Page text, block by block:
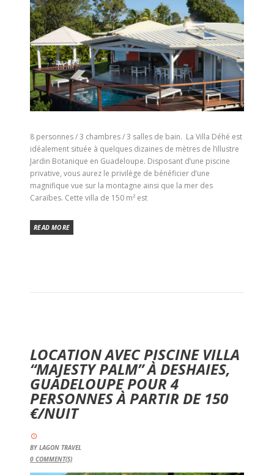
8 personnes / 3 chambres / 3 salles de bain. La Villa Déhé est
idéalement située à quelques dizaines de mètres de l’illustre
Jardin Botanique en Guadeloupe. Disposant d’une piscine
privative, vous aurez le privilège de bénéficier d’une
magnifique vue sur la montagne ainsi que la mer des
Caraïbes. Cette villa de 150 m² est
READ MORE
LOCATION AVEC PISCINE VILLA
“MAJESTY PALM” À DESHAIES,
GUADELOUPE POUR 4
PERSONNES À PARTIR DE 150
€/NUIT
BYLAGON TRAVEL
0 COMMENT(S)